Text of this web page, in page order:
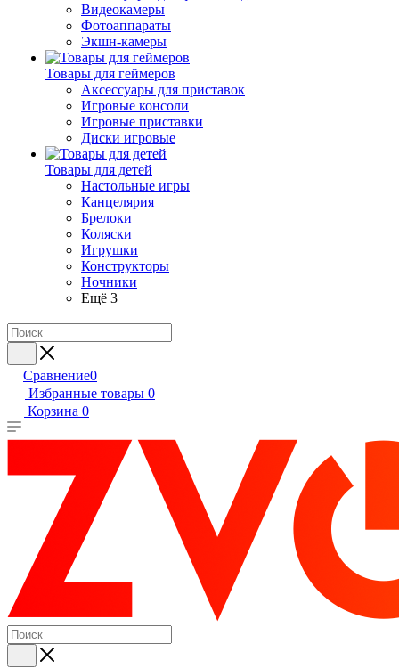
Видеокамеры
Фотоаппараты
Экшн-камеры
Товары для геймеров
Аксессуары для приставок
Игровые консоли
Игровые приставки
Диски игровые
Товары для детей
Настольные игры
Канцелярия
Брелоки
Коляски
Игрушки
Конструкторы
Ночники
Ещё 3
Сравнение0
Избранные товары 0
Корзина 0